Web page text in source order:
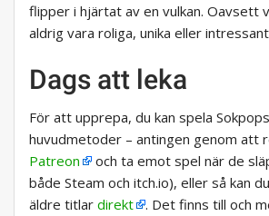
flipper i hjärtat av en vulkan. Oavsett
aldrig vara roliga, unika eller
Dags att leka
För att upprepa, du kan spela
huvudmetoder – antingen genom att
Patreon
och ta emot spel när de
både Steam och itch.io), eller så kan
äldre titlar direkt
. Det finns till och